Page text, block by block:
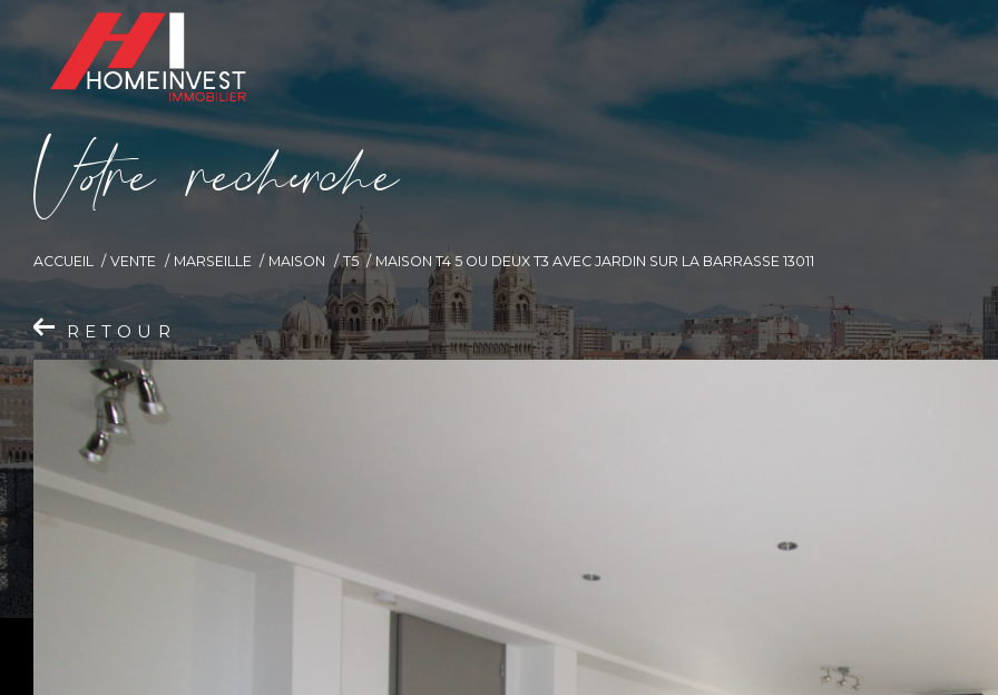
Vore recece
ACCUEIL VENTE MARSEILLE MAISON T5 MAISON T4 5 OU DEUX T3 AVEC JARDIN SUR LA BARRASSE 13011
RETOUR